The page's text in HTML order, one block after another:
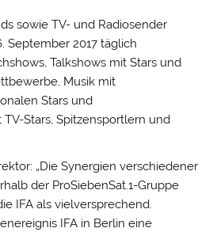
sowie TV- und Radiosender
September 2017 täglich
Talkshows mit Stars und
Musik mit
Stars und
Stars, Spitzensportlern und
„Die Synergien verschiedener
der ProSiebenSat.1-Gruppe
IFA als vielversprechend.
IFA in Berlin eine